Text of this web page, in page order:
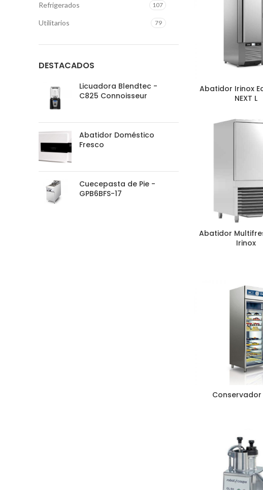
Refrigerados 107
Utilitarios 79
DESTACADOS
Licuadora Blendtec -
C825 Connoisseur
Abatidor Doméstico
Fresco
Cuecepasta de Pie -
GPB6BFS-17
Abatidor Irinox
NEXT L
Abatidor
Irinox
Conservador